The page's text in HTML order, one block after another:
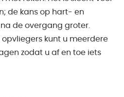
de kans op hart- en
de overgang groter.
opvliegers kunt u meerdere
zodat u af en toe iets